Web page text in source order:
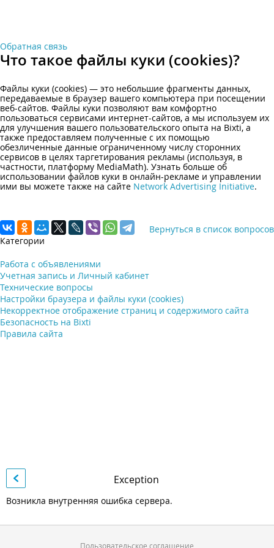
Обратная связь
Что такое файлы куки (cookies)?
Файлы куки (cookies) — это небольшие фрагменты данных,
передаваемые в браузер вашего компьютера при посещении
веб-сайтов. Файлы куки позволяют вам комфортно
пользоваться сервисами интернет-сайтов, а мы используем их
для улучшения вашего пользовательского опыта на Bixti, а
также предоставляем полученные с их помощью
обезличенные данные ограниченному числу сторонних
сервисов в целях таргетирования рекламы (используя, в
частности, платформу MediaMath). Узнать больше об
использовании файлов куки в онлайн-рекламе и управлении
ими вы можете также на сайте Network Advertising Initiative.
Вернуться в список вопросов
Категории
Работа с объявлениями
Учетная запись и Личный кабинет
Технические вопросы
Настройки браузера и файлы куки (cookies)
Некорректное отображение страниц и содержимого сайта
Безопасность на Bixti
Правила сайта
Пользовательское соглашение
Exception
Возникла внутренняя ошибка сервера.
Пользовательское соглашение